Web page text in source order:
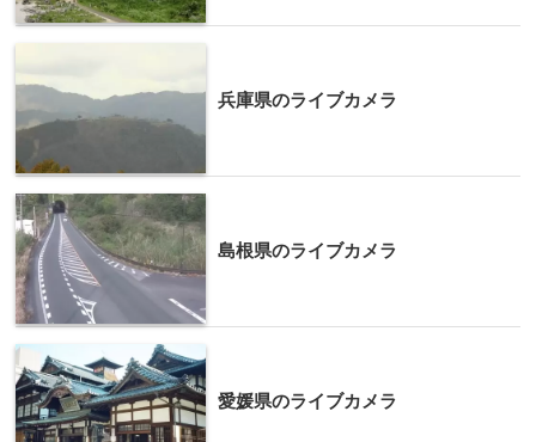
兵庫県のライブカメラ
島根県のライブカメラ
愛媛県のライブカメラ